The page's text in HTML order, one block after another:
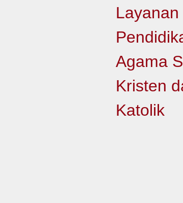
Layanan
Agama
Kristen
Katolik